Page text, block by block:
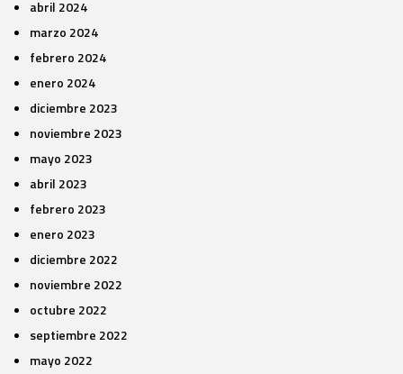
abril 2024
marzo 2024
febrero 2024
enero 2024
diciembre 2023
noviembre 2023
mayo 2023
abril 2023
febrero 2023
enero 2023
diciembre 2022
noviembre 2022
octubre 2022
septiembre 2022
mayo 2022